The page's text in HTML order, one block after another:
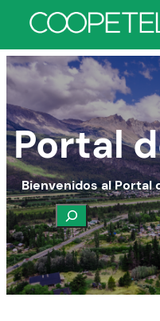
Portal
Bienvenidos al Portal
Buscar